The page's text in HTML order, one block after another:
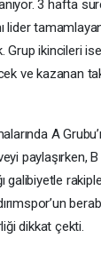
3 hafta
lider
Grup ikincileri
ve kazanan
A
paylaşırken,
galibiyetle
dikkat çekti.